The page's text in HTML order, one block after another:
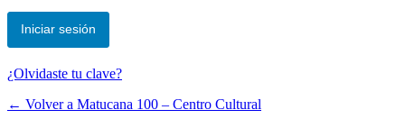
¿Olvidaste tu clave?
← Volver a Matucana 100 – Centro Cultural